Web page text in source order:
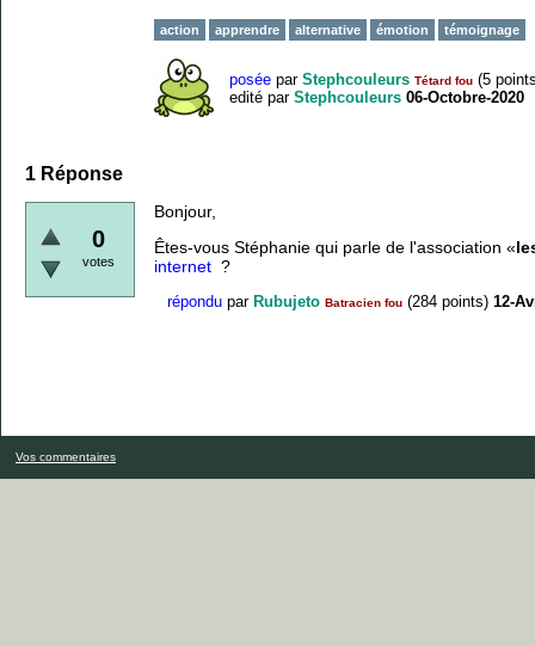
action apprendre alternative émotion témoignage
posée par Stephcouleurs Tétard fou (5
edité par Stephcouleurs 06-Octobre-2020
1 Réponse
0
votes
Bonjour,
Êtes-vous Stéphanie qui parle de l'association «
internet ?
répondu par Rubujeto Batracien fou (284 points) 12-
Vos commentaires